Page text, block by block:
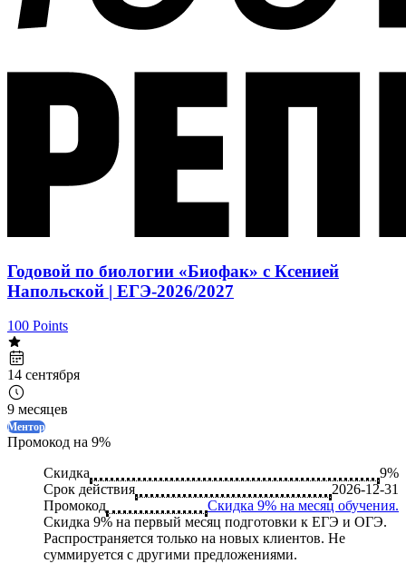
Годовой по биологии «Биофак» с Ксенией
Напольской | ЕГЭ-2026/2027
100 Points
14 сентября
9 месяцев
Ментор
Промокод на 9%
Скидка
9%
Срок действия
2026-12-31
Промокод
Скидка 9% на месяц обучения.
Скидка 9% на первый месяц подготовки к ЕГЭ и ОГЭ.
Распространяется только на новых клиентов. Не
суммируется с другими предложениями.